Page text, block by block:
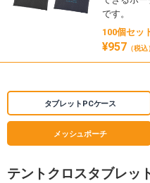
です。
100個セッ
¥957 （税込
タブレットPCケース
メッシュポーチ
テントクロスタブレッ